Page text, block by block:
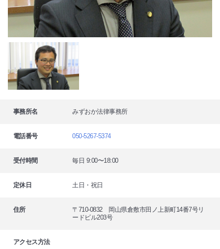
事務所名 みずおか法律事務所
電話番号 050-5267-5374
受付時間 毎日 9:00〜18:00
定休日 土日・祝日
住所
〒710-0832 岡山県倉敷市田ノ上新町14番7号リ
ードビル203号
アクセス方法